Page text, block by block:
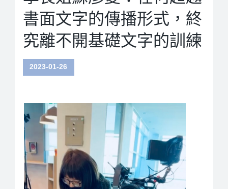
書面文字的傳播形式，終
究離不開基礎文字的訓練
2023-01-26